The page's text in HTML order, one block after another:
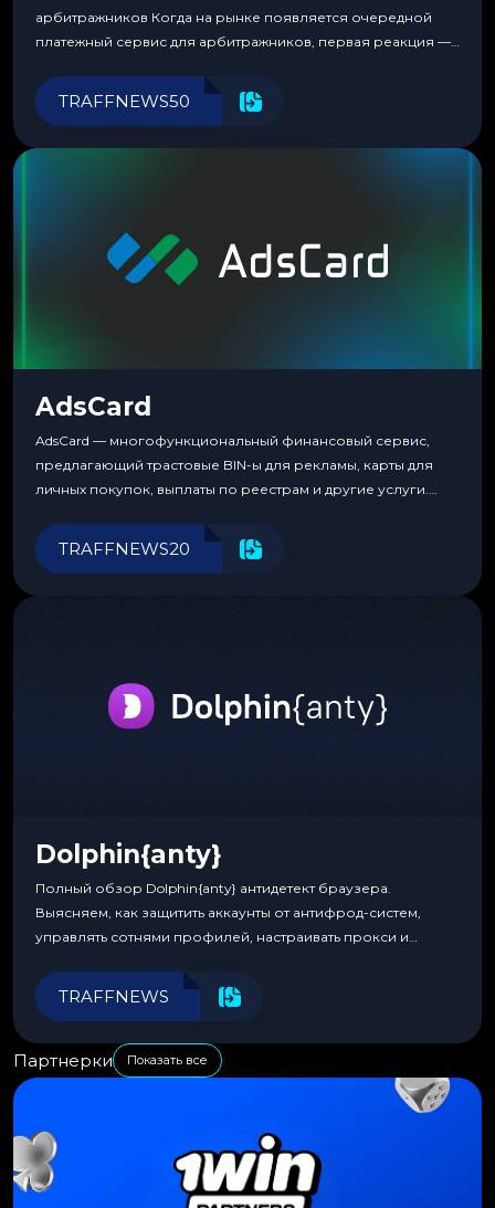
арбитражников Когда на рынке появляется очередной
платежный сервис для арбитражников, первая реакция —
перестаешь воспринимать всерьез любой новый продукт,
пока тот не докажет обратное делом. LuckyCards — история
TRAFFNEWS50
AdsCard
AdsCard — многофункциональный финансовый сервис,
предлагающий трастовые BIN-ы для рекламы, карты для
личных покупок, выплаты по реестрам и другие услуги.
инструменты для управления финансами.
TRAFFNEWS20
Dolphin{anty}
Полный обзор Dolphin{anty} антидетект браузера.
Выясняем, как защитить аккаунты от антифрод-систем,
управлять сотнями профилей, настраивать прокси и
эффективности.
TRAFFNEWS
Партнерки Показать все